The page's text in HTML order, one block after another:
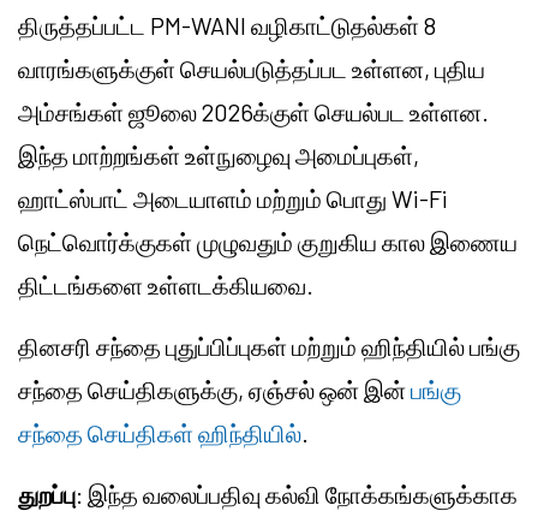
திருத்தப்பட்ட PM-WANI வழிகாட்டுதல்கள் 8
வாரங்களுக்குள் செயல்படுத்தப்பட உள்ளன, புதிய
அம்சங்கள் ஜூலை 2026க்குள் செயல்பட உள்ளன.
இந்த மாற்றங்கள் உள்நுழைவு அமைப்புகள்,
ஹாட்ஸ்பாட் அடையாளம் மற்றும் பொது Wi-Fi
நெட்வொர்க்குகள் முழுவதும் குறுகிய கால இணைய
திட்டங்களை உள்ளடக்கியவை.
தினசரி சந்தை புதுப்பிப்புகள் மற்றும் ஹிந்தியில் பங்கு
சந்தை செய்திகளுக்கு, ஏஞ்சல் ஒன் இன்பங்கு
சந்தை செய்திகள் ஹிந்தியில்.
துறப்பு: இந்த வலைப்பதிவு கல்வி நோக்கங்களுக்காக